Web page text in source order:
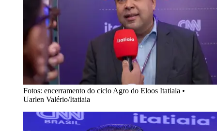
Fotos: encerramento do ciclo Agro do Eloos Itatiaia •
Uarlen Valério/Itatiaia